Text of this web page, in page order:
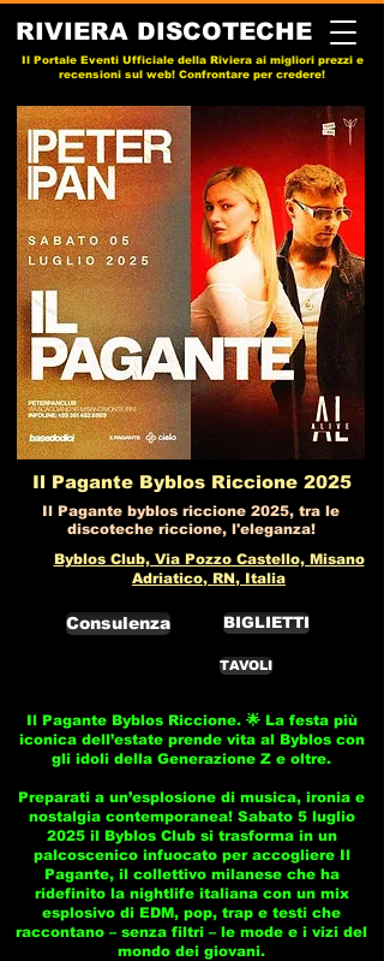
RIVIERA DISCOTECHE
Il Portale Eventi Ufficiale della Riviera ai migliori prezzi e
recensioni sul web! Confrontare per credere!
Il Pagante Byblos Riccione 2025
Il Pagante byblos riccione 2025, tra le
discoteche riccione, l'eleganza!
Byblos Club, Via Pozzo Castello, Misano
Adriatico, RN, Italia
Consulenza BIGLIETTI
TAVOLI
Il Pagante Byblos Riccione. 🌟 La festa più
iconica dell’estate prende vita al Byblos con
gli idoli della Generazione Z e oltre.
Preparati a un’esplosione di musica, ironia e
nostalgia contemporanea! Sabato 5 luglio
2025 il Byblos Club si trasforma in un
palcoscenico infuocato per accogliere Il
Pagante, il collettivo milanese che ha
ridefinito la nightlife italiana con un mix
esplosivo di EDM, pop, trap e testi che
raccontano – senza filtri – le mode e i vizi del
mondo dei giovani.